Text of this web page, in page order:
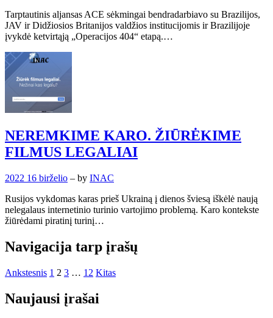
Tarptautinis aljansas ACE sėkmingai bendradarbiavo su Brazilijos,
JAV ir Didžiosios Britanijos valdžios institucijomis ir Brazilijoje
įvykdė ketvirtąją „Operacijos 404“ etapą.…
NEREMKIME KARO. ŽIŪRĖKIME
FILMUS LEGALIAI
2022 16 birželio – by INAC
Rusijos vykdomas karas prieš Ukrainą į dienos šviesą iškėlė naują
nelegalaus internetinio turinio vartojimo problemą. Karo kontekste
žiūrėdami piratinį turinį…
Navigacija tarp įrašų
Ankstesnis 1 2 3 … 12 Kitas
Naujausi įrašai